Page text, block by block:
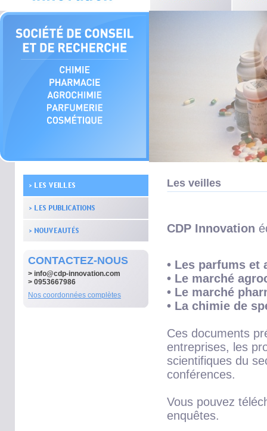
CONTACTEZ-NOUS
> info@cdp-innovation.com
> 0953667986
Nos coordonnées complètes
Les veilles
CDP Innovation
• Les parfums et
• Le marché
• Le marché
• La chimie de
Ces documents
entreprises, les
scientifiques du
conférences.
Vous pouvez
enquêtes.